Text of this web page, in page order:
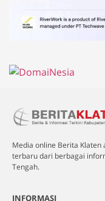
Media online Berita
terbaru dari berbagai
Tengah.
INFORMASI